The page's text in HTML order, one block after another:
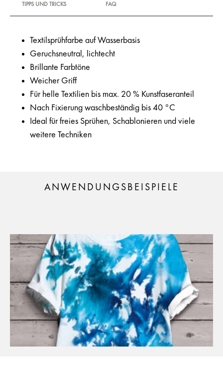
TIPPS UND TRICKS FAQ
Textilsprühfarbe auf Wasserbasis
Geruchsneutral, lichtecht
Brillante Farbtöne
Weicher Griff
Für helle Textilien bis max. 20 % Kunstfaseranteil
Nach Fixierung waschbeständig bis 40 °C
Ideal für freies Sprühen, Schablonieren und viele
weitere Techniken
ANWENDUNGSBEISPIELE